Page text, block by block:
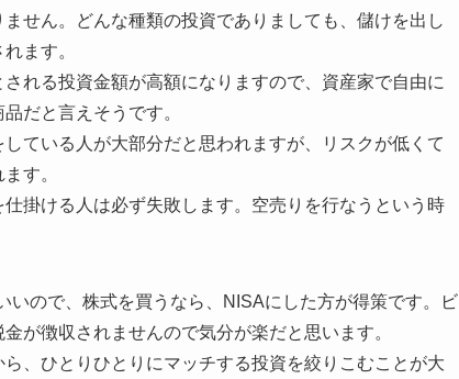
せん。どんな種類の投資でありましても、儲けを出し
ます。
れる投資金額が高額になりますので、資産家で自由に
だと言えそうです。
ている人が大部分だと思われますが、リスクが低くて
す。
掛ける人は必ず失敗します。空売りを行なうという時
ので、株式を買うなら、NISAにした方が得策です。ビ
が徴収されませんので気分が楽だと思います。
、ひとりひとりにマッチする投資を絞りこむことが大